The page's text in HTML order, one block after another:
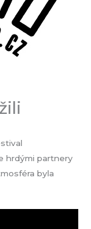
hrdými partnery
byla